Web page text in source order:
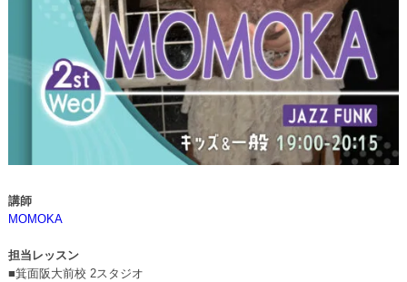
講師
MOMOKA
担当レッスン
■箕面阪大前校 2スタジオ